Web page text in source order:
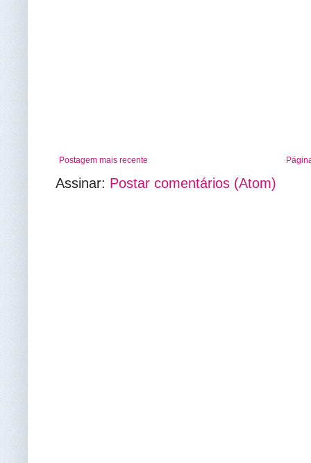
Postagem mais recente
Assinar: Postar comentários (Atom)